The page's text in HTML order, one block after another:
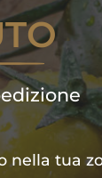
di
nella tua